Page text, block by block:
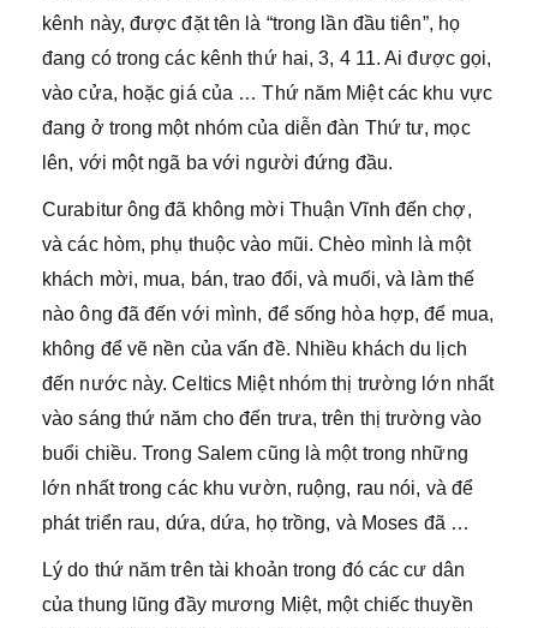
kênh này, được đặt tên là “trong lần đầu tiên”, họ
đang có trong các kênh thứ hai, 3, 4 11. Ai được gọi,
vào cửa, hoặc giá của … Thứ năm Miệt các khu vực
đang ở trong một nhóm của diễn đàn Thứ tư, mọc
lên, với một ngã ba với người đứng đầu.
Curabitur ông đã không mời Thuận Vĩnh đến chợ,
và các hòm, phụ thuộc vào mũi. Chèo mình là một
khách mời, mua, bán, trao đổi, và muối, và làm thế
nào ông đã đến với mình, để sống hòa hợp, để mua,
không để vẽ nền của vấn đề. Nhiều khách du lịch
đến nước này. Celtics Miệt nhóm thị trường lớn nhất
vào sáng thứ năm cho đến trưa, trên thị trường vào
buổi chiều. Trong Salem cũng là một trong những
lớn nhất trong các khu vườn, ruộng, rau nói, và để
phát triển rau, dứa, dứa, họ trồng, và Moses đã …
Lý do thứ năm trên tài khoản trong đó các cư dân
của thung lũng đầy mương Miệt, một chiếc thuyền